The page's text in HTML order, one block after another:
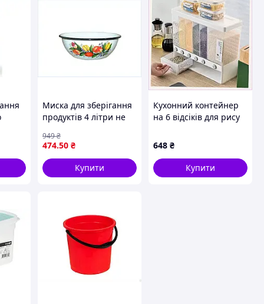
Миска для зберігання
продуктів 4 літри не
холодильника легко
чиститься
474.50 ₴
949₴
Купити
Кухонний контейнер
на 6 відсіків для рису
648 ₴
Купити